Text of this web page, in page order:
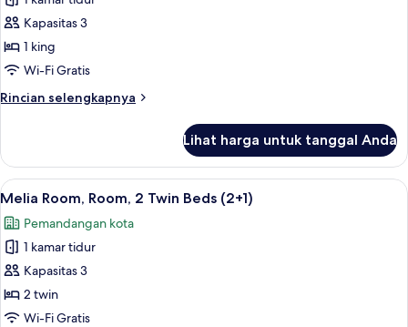
Melia
Room,
Room,
Double
Kapasitas 3
1 king
Wi-Fi Gratis
Rincian selengkapnya
Rincian
Melia
Room,
Room,
Double
Bed
Lihat harga untuk tanggal Anda
Lihat
semua
foto
untuk
Melia
Room,
Room,
Bantalan ekstra lembut, brankas,
5
Melia Room, Room, 2 Twin Beds (2+1)
Pemandangan kota
1 kamar tidur
Kapasitas 3
2 twin
Wi-Fi Gratis